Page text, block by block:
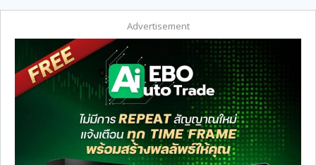
Advertisement